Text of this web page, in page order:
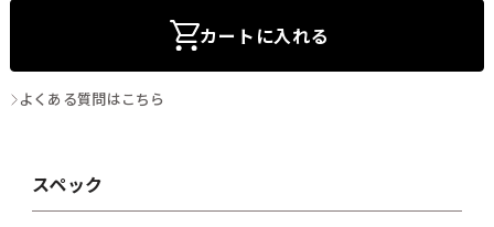
カートに入れる
よくある質問はこちら
スペック